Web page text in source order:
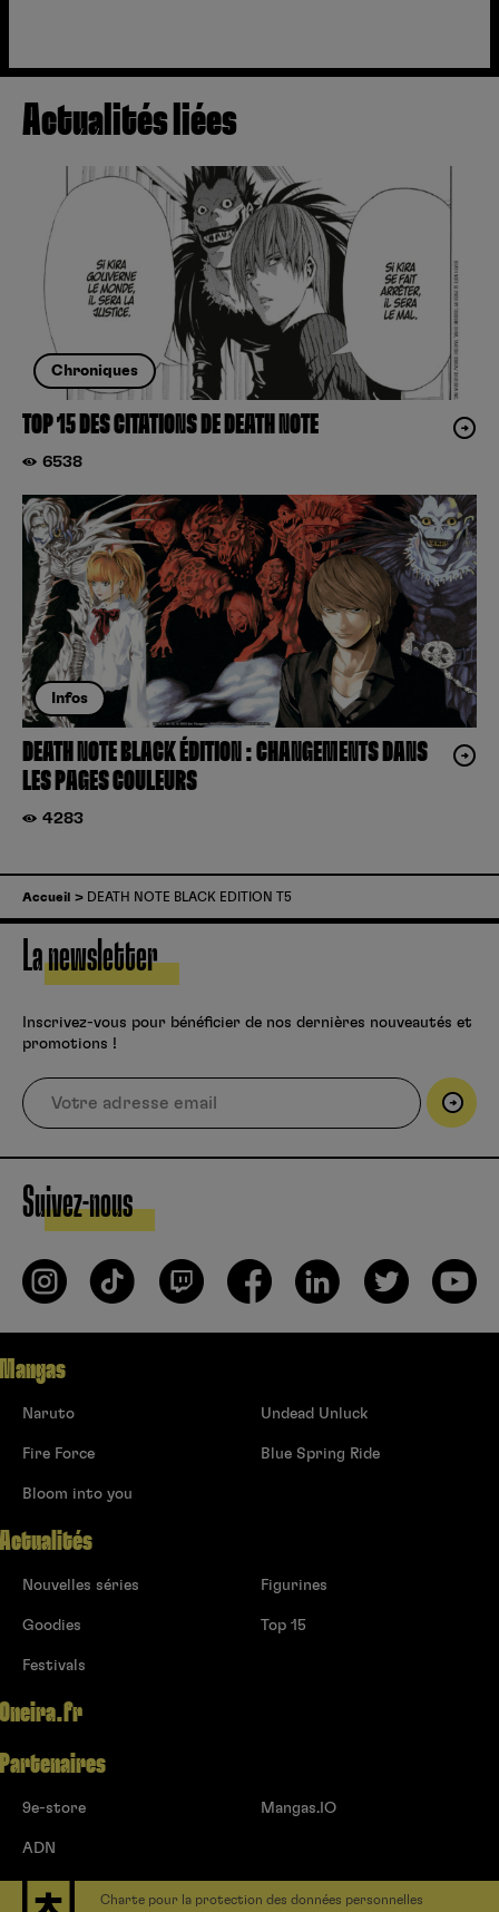
Actualités liées
Chroniques
TOP 15 DES CITATIONS DE DEATH NOTE
6538
Infos
DEATH NOTE BLACK ÉDITION : CHANGEMENTS DANS
LES PAGES COULEURS
4283
Accueil DEATH NOTE BLACK EDITION T5
La newsletter
Inscrivez-vous pour bénéficier de nos dernières nouveautés et
promotions !
Suivez-nous
Mangas
Naruto
Fire Force
Bloom into you
Undead Unluck
Blue Spring Ride
Actualités
Nouvelles séries
Goodies
Festivals
Figurines
Top 15
Oneira.fr
Partenaires
9e-store
ADN
Mangas.IO
Charte pour la protection des données personnelles